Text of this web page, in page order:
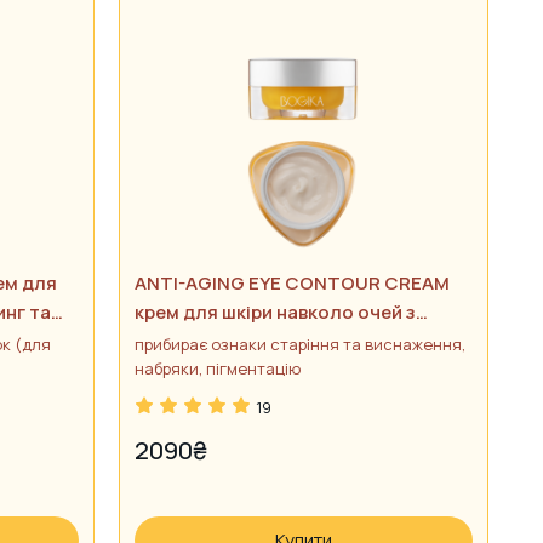
для
та
(для
ANTI-AGING EYE CONTOUR CREAM
крем для шкіри навколо очей з
пептидами
прибирає ознаки старіння та виснаження,
набряки, пігментацію
19
2090₴